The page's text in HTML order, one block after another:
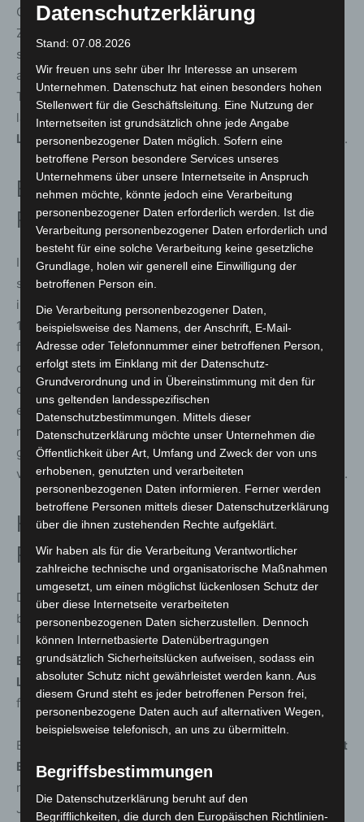
ChampiontrainerPeter Schiergensetzte sich in der
Zielgeraden mühelos von der Konkurrenz ab. „Ich habe
sie gut auf die Beine kommen lassen. So wie das heute
aussah, denke ich, dass da noch ein bisschen was im
Tank ist“, sagte Siegreiter de Vries. Zweite wurde die
lange führende FranzösinSaxon Girl, gefolgt von der
Lokalmatadorin Diya aus dem Stall vonCarmen Bocskai .
Breizh Sky siegt im Großen Sprint
Preis von Rossmann
Im Großen Sprint Preis von Rossmanntrafen einige der
schnellsten Pferde Deutschlands sowie zwei
internationale Gäste aufeinander. Am Ende hatte nach
1.300 Metern der fünfjährige HengstBreizh Sky
französischen Stall vonAlessandro und Giuseppe Botti
die Nase vorn. Geritten von Adrie de Vries, überzeugte
der Hengst durch einen taktisch starken Ritt. „Ich hatte
einen perfekten Rennverlauf. Am Ende hat die Klasse
meines Pferdes gereicht, um dieses Rennen zu
gewinnen.“Big Secret, der lange führte, wurde Zweiter,
vor dem routiniertenZerostress, der spät besser aufkam.
Heimsiege und ein starkes
Rahmenprogramm
DasRahmenprogramm
brachte ebenfalls einige
bemerkenswerte Leistungen – darunterdrei Heimsiege
Im
Lamborghini-Hannover-Rennendominierte der von
Bohumil Nedorostektrainierte Windfang unterDavid
Liskavom Start bis ins Ziel. Der Hengst gilt als Kandidat
für das Deutsche Derby.
Ein erfolgreiches Debüt feierte
Gestüt
BrümmerhofimPreis der Stadt Langenhagen
neue Trainerin der Neuen Bult,
Jockey Corentin Berge
war es zugleich ein gelungener
Datenschutzerklärung
Stand: 07.08.2026
Wir freuen uns sehr über Ihr Interesse an unserem
Unternehmen. Datenschutz hat einen besonders hohen
Stellenwert für die Geschäftsleitung. Eine Nutzung der
Internetseiten ist grundsätzlich ohne jede Angabe
personenbezogener Daten möglich. Sofern eine
betroffene Person besondere Services unseres
Unternehmens über unsere Internetseite in Anspruch
nehmen möchte, könnte jedoch eine Verarbeitung
personenbezogener Daten erforderlich werden. Ist die
Verarbeitung personenbezogener Daten erforderlich und
besteht für eine solche Verarbeitung keine gesetzliche
Grundlage, holen wir generell eine Einwilligung der
betroffenen Person ein.
Die Verarbeitung personenbezogener Daten,
beispielsweise des Namens, der Anschrift, E-Mail-
Adresse oder Telefonnummer einer betroffenen Person,
erfolgt stets im Einklang mit der Datenschutz-
Grundverordnung und in Übereinstimmung mit den für
uns geltenden landesspezifischen
Datenschutzbestimmungen. Mittels dieser
Datenschutzerklärung möchte unser Unternehmen die
Öffentlichkeit über Art, Umfang und Zweck der von uns
erhobenen, genutzten und verarbeiteten
personenbezogenen Daten informieren. Ferner werden
betroffene Personen mittels dieser Datenschutzerklärung
über die ihnen zustehenden Rechte aufgeklärt.
Wir haben als für die Verarbeitung Verantwortlicher
zahlreiche technische und organisatorische Maßnahmen
umgesetzt, um einen möglichst lückenlosen Schutz der
über diese Internetseite verarbeiteten
personenbezogenen Daten sicherzustellen. Dennoch
können Internetbasierte Datenübertragungen
grundsätzlich Sicherheitslücken aufweisen, sodass ein
absoluter Schutz nicht gewährleistet werden kann. Aus
diesem Grund steht es jeder betroffenen Person frei,
personenbezogene Daten auch auf alternativen Wegen,
beispielsweise telefonisch, an uns zu übermitteln.
Begriffsbestimmungen
Die Datenschutzerklärung beruht auf den
Begrifflichkeiten, die durch den Europäischen Richtlinien-